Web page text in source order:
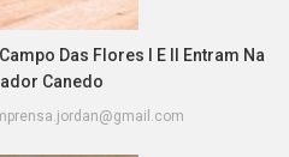
Das Flores I E II Entram Na
Canedo